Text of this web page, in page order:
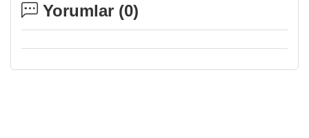
Yorumlar (0)